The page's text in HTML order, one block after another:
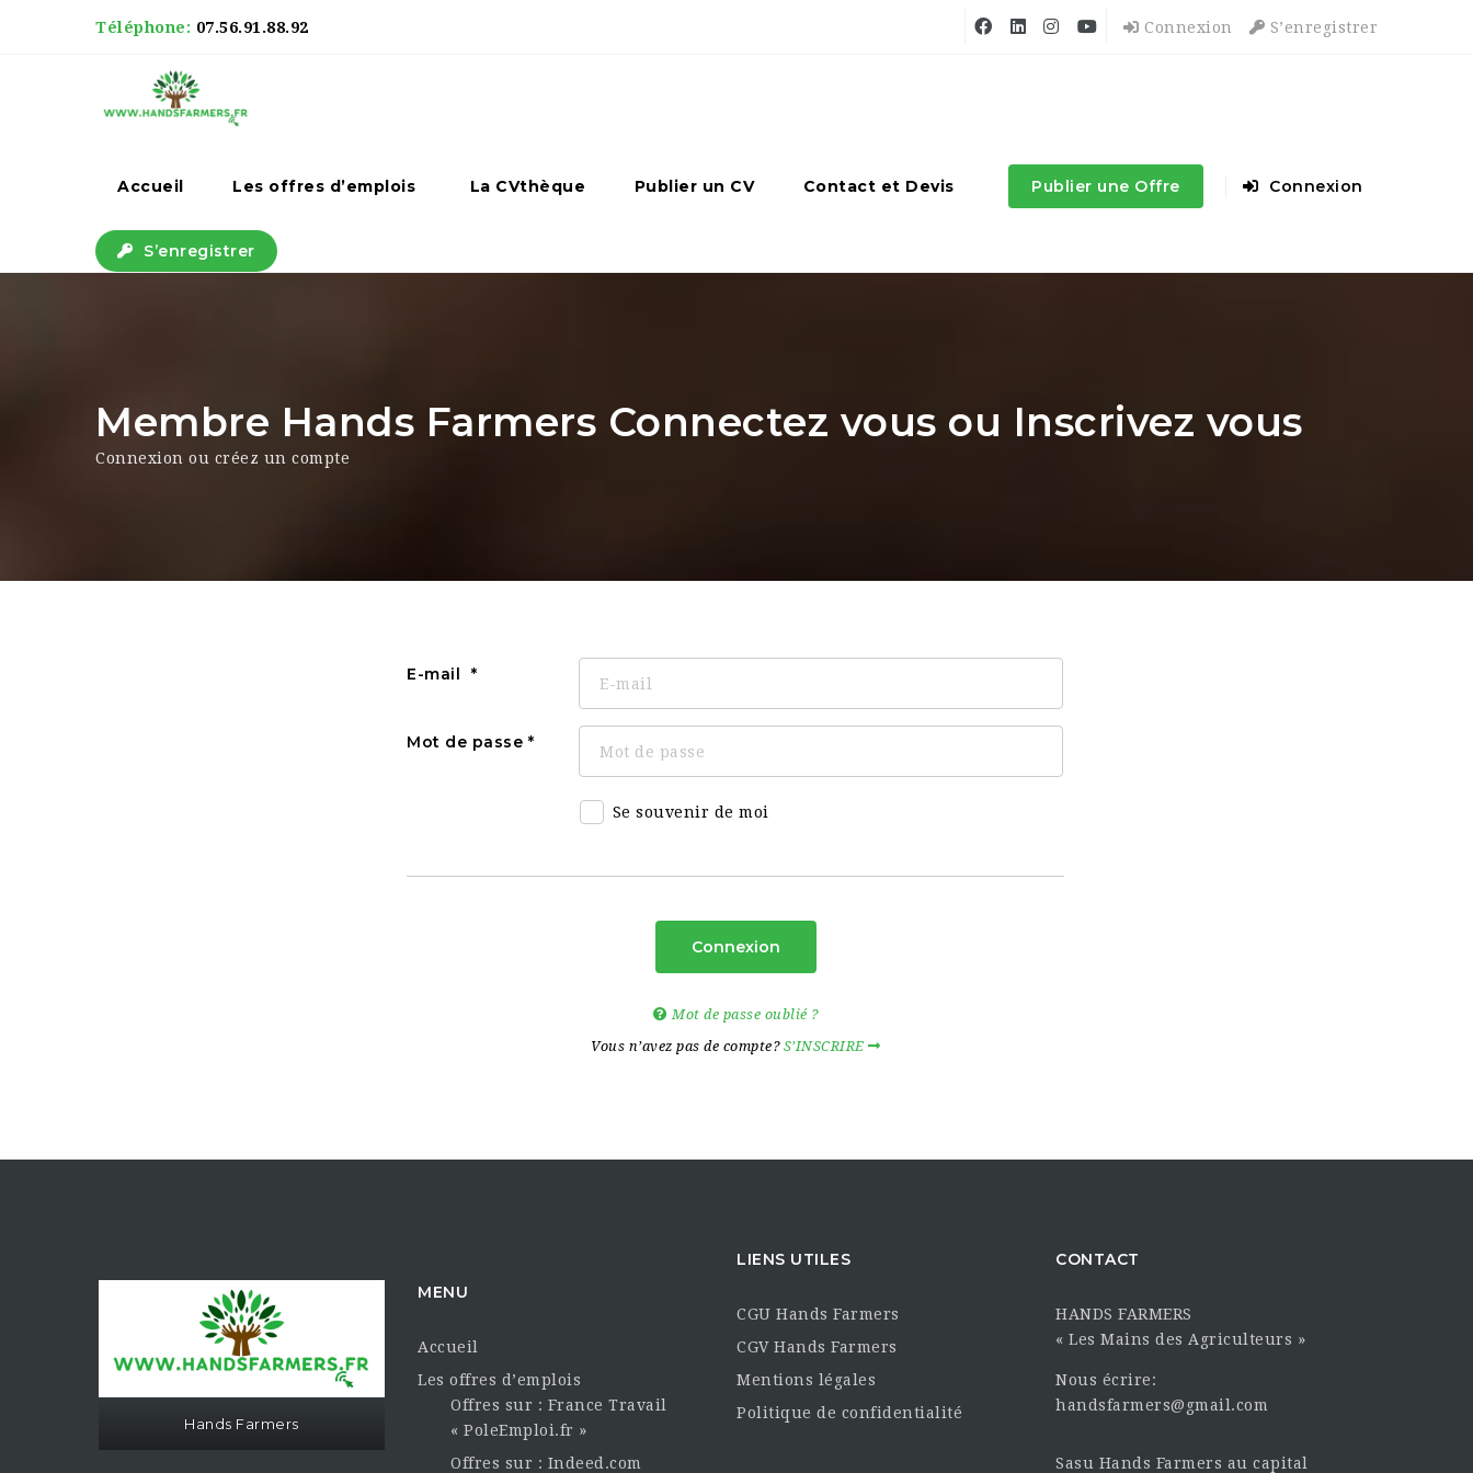
Téléphone: 07.56.91.88.92 Connexion S’enregistrer
Accueil Les offres d’emplois La CVthèque Publier un CV Contact et Devis Publier une Offre Connexion
S’enregistrer
Membre Hands Farmers Connectez vous ou Inscrivez vous
Connexion ou créez un compte
E-mail
Mot de passe
Se souvenir de moi
Connexion
Mot de passe oublié ?
Vous n’avez pas de compte? S’INSCRIRE
Hands Farmers
MENU
Accueil
Les offres d’emplois
Offres sur : France Travail
« PoleEmploi.fr »
Offres sur : Indeed.com
LIENS UTILES
CGU Hands Farmers
CGV Hands Farmers
Mentions légales
Politique de confidentialité
CONTACT
HANDS FARMERS
« Les Mains des Agriculteurs »
Nous écrire:
handsfarmers@gmail.com
Sasu Hands Farmers au capital